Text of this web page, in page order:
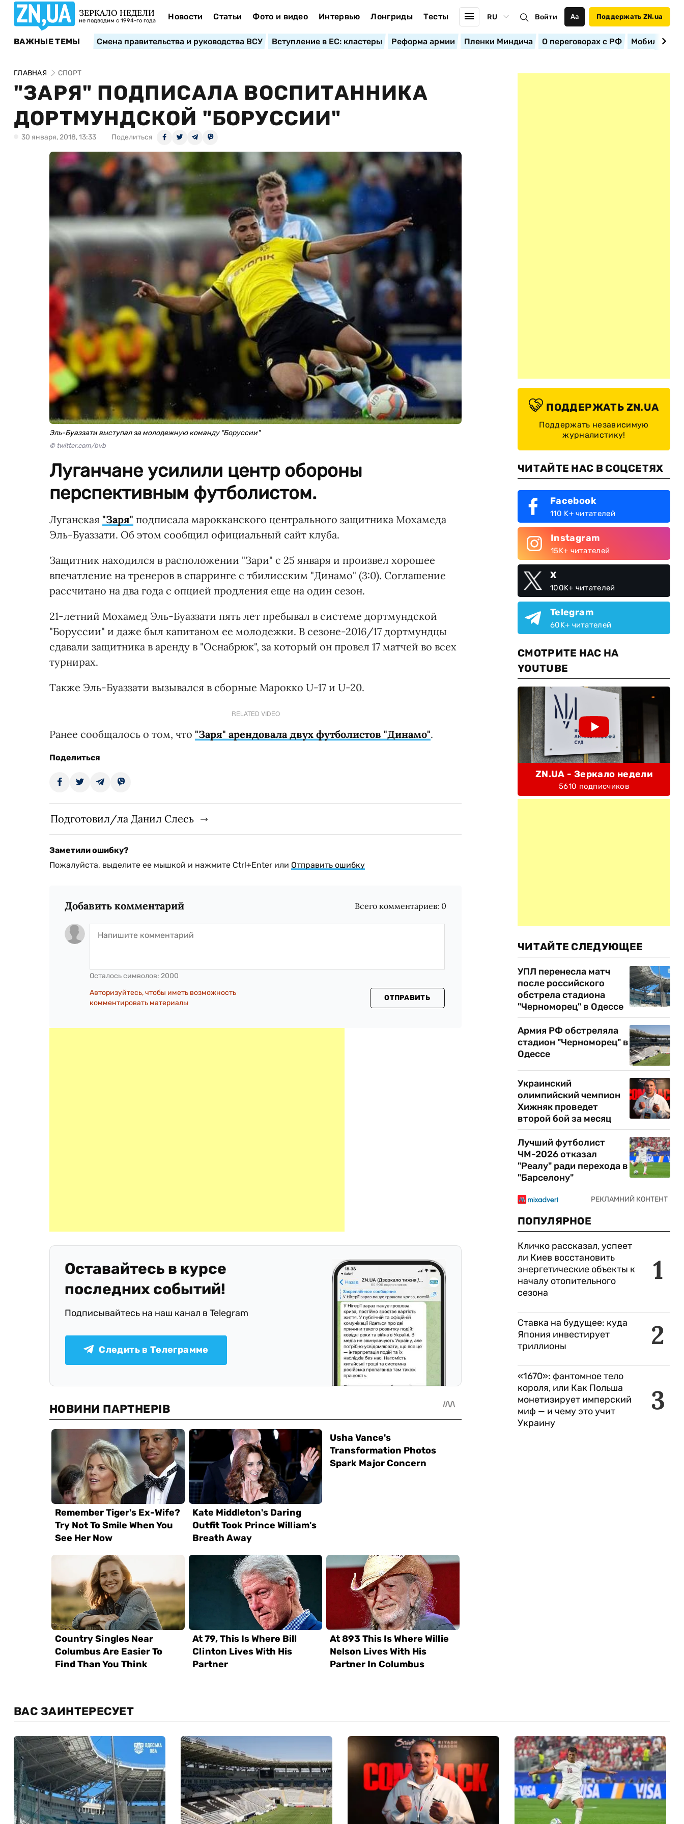
ЗЕРКАЛО НЕДЕЛИ
не подводим с 1994-го года Новости Статьи Фото и видео Интервью Лонгриды Тесты RU Войти Аа Поддержать ZN.ua
ВАЖНЫЕ ТЕМЫ Смена правительства и руководства ВСУ Вступление в ЕС: кластеры Реформа армии Пленки Миндича О переговорах с РФ
ГЛАВНАЯ СПОРТ
"ЗАРЯ" ПОДПИСАЛА ВОСПИТАННИКА
ДОРТМУНДСКОЙ "БОРУССИИ"
30 января, 2018, 13:33 Поделиться
Эль-Буаззати выступал за молодежную команду "Боруссии"
© twitter.com/bvb
Луганчане усилили центр обороны
перспективным футболистом.
Луганская "Заря" подписала марокканского центрального защитника Мохамеда
Эль-Буаззати. Об этом сообщил официальный сайт клуба.
Защитник находился в расположении "Зари" с 25 января и произвел хорошее
впечатление на тренеров в спарринге с тбилисским "Динамо" (3:0). Соглашение
рассчитано на два года с опцией продления еще на один сезон.
21-летний Мохамед Эль-Буаззати пять лет пребывал в системе дортмундской
"Боруссии" и даже был капитаном ее молодежки. В сезоне-2016/17 дортмундцы
сдавали защитника в аренду в "Оснабрюк", за который он провел 17 матчей во всех
турнирах.
Также Эль-Буаззати вызывался в сборные Марокко U-17 и U-20.
RELATED VIDEO
Ранее сообщалось о том, что "Заря" арендовала двух футболистов "Динамо".
Поделиться
Подготовил/ла Данил Слесь
Заметили ошибку?
Пожалуйста, выделите ее мышкой и нажмите Ctrl+Enter или Отправить ошибку
Добавить комментарий Всего комментариев: 0
Осталось символов: 2000
Авторизуйтесь, чтобы иметь возможность
комментировать материалы
ОТПРАВИТЬ
Оставайтесь в курсе
последних событий!
Подписывайтесь на наш канал в Telegram
Следить в Телеграмме
ПОДДЕРЖАТЬ ZN.UA
Поддержать независимую
журналистику!
ЧИТАЙТЕ НАС В СОЦСЕТЯХ
Facebook
110 K+ читателей
Instagram
15K+ читателей
X
100K+ читателей
Telegram
60K+ читателей
СМОТРИТЕ НАС НА
YOUTUBE
ZN.UA - Зеркало недели
5610 подписчиков
ЧИТАЙТЕ СЛЕДУЮЩЕЕ
УПЛ перенесла матч
после российского
обстрела стадиона
"Черноморец" в Одессе
Армия РФ обстреляла
стадион "Черноморец" в
Одессе
Украинский
олимпийский чемпион
Хижняк проведет
второй бой за месяц
Лучший футболист
ЧМ-2026 отказал
"Реалу" ради перехода в
"Барселону"
ПОПУЛЯРНОЕ
1
Кличко рассказал, успеет
ли Киев восстановить
энергетические объекты к
началу отопительного
сезона
2
Ставка на будущее: куда
Япония инвестирует
триллионы
3
«1670»: фантомное тело
короля, или Как Польша
монетизирует имперский
миф — и чему это учит
Украину
ВАС ЗАИНТЕРЕСУЕТ